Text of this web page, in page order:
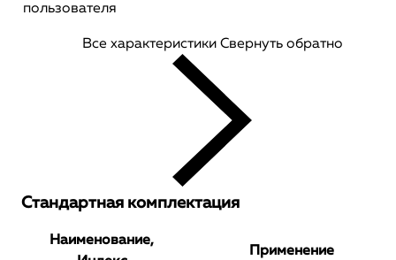
пользователя
Все характеристики Свернуть обратно
Стандартная комплектация
Наименование,
Применение